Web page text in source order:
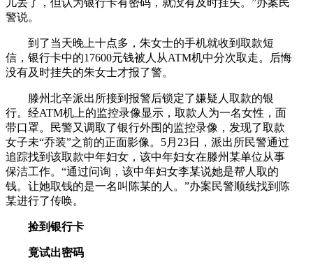
警说。
到了当天晚上十点多，朱女士的手机就收到取款短
信，银行卡中的17600元钱被人从ATM机中分次取走。后悔
没有及时挂失的朱女士才报了警。
滕州北辛派出所接到报警后锁定了嫌疑人取款的银
行。经ATM机上的监控录像显示，取款人为一名女性，面
带口罩。民警又调取了银行外围的监控录像，发现了取款
女子未“乔装”之前的正面影像。5月23日，派出所民警通过
追踪找到该取款中年妇女，该中年妇女在滕州某单位从事
保洁工作。“通过问询，该中年妇女李某说她是帮人取的
钱。让她取钱的是一名叫陈某的人。”办案民警顺线找到陈
某进行了传唤。
捡到银行卡
竟试出密码